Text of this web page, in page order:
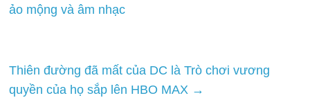
ảo mộng và âm nhạc
Thiên đường đã mất của DC là Trò chơi vương
quyền của họ sắp lên HBO MAX →